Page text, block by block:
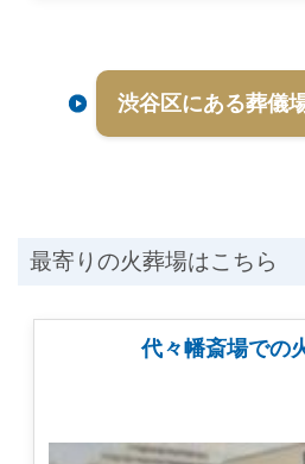
渋谷区にある葬儀
最寄りの火葬場はこちら
代々幡斎場での